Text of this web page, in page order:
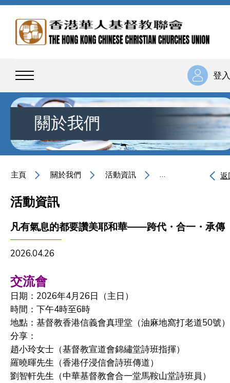
登入
關於我們
主頁 關於我們 活動資訊 凡有氣息的都要讚返
活動資訊
凡有氣息的都要讚美耶和華——跨代・合一・承傳
2026.04.26
交流會
日期：2026年4月26日（主日）
時間：下午4時至6時
地點：基督教香港信義會真理堂（油麻地窩打老道50號）
分享：
趙小玲女士（基督教宣道會錦繡堂詩班指揮）
羅曉暉先生（香港仔浸信會詩班傳道）
劉智軒先生（中華基督教會合一堂馬鞍山堂詩班員）